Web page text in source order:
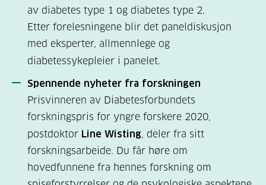
av diabetes type 1 og diabetes type 2.
Etter forelesningene blir det paneldiskusjon
med eksperter, allmennlege og
diabetessykepleier i panelet.
Spennende nyheter fra forskningen
Prisvinneren av Diabetesforbundets
forskningspris for yngre forskere 2020,
postdoktor Line Wisting, deler fra sitt
forskningsarbeide. Du får høre om
hovedfunnene fra hennes forskning om